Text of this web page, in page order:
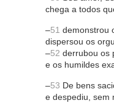
chega a todos
–51 demonstrou
dispersou os
–52 derrubou os
e os humildes
–53 De bens
e despediu, sem